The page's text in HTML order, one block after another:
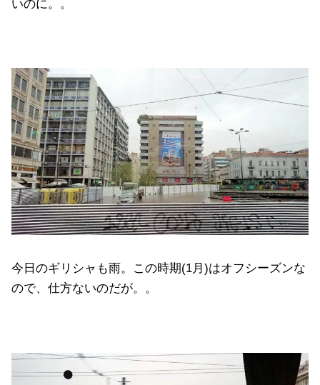
いのに。。
今日のギリシャも雨。この時期(1月)はオフシーズンな
ので、仕方ないのだが。。